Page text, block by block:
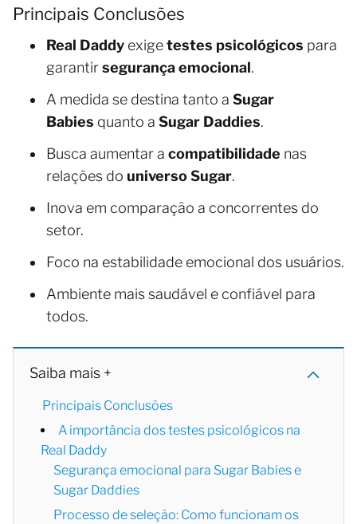
Principais Conclusões
Real Daddy exigetestes psicológicos para
garantirsegurança emocional.
A medida se destina tanto a Sugar
Babies quanto a Sugar Daddies.
Busca aumentar a compatibilidade nas
relações do universo Sugar.
Inova em comparação a concorrentes do
setor.
Foco na estabilidade emocional dos usuários.
Ambiente mais saudável e confiável para
todos.
Saiba mais +
Principais Conclusões
A importância dos testes psicológicos na
Real Daddy
Segurança emocional para Sugar Babies e
Sugar Daddies
Processo de seleção: Como funcionam os